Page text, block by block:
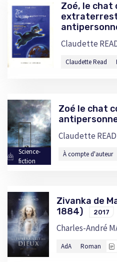
Zoé, le chat
Claudette
Claudette Read
Science-
fiction
Zoé le chat
Claudette READ
À compte d'auteur
Zivanka de
1884)
2017
Charles-André
AdA Roman